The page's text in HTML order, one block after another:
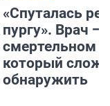
«Спуталась
пургу». Врач —
смертельном
который
обнаружить